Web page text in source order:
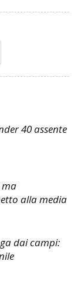
40 assente
ma
alla media
dai campi: